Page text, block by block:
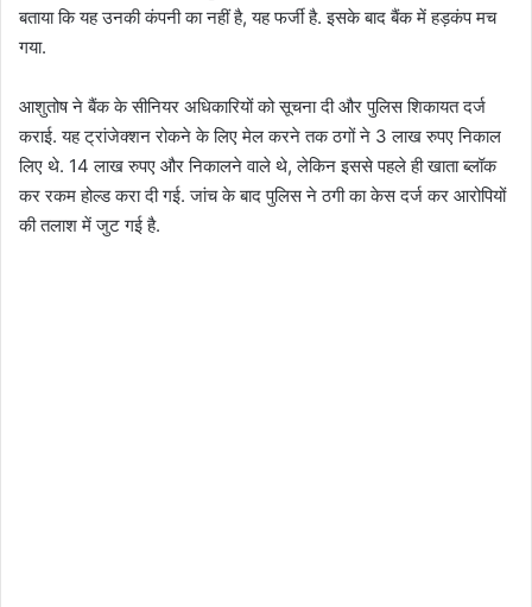
बताया कि यह उनकी कंपनी का नहीं है, यह फर्जी है. इसके बाद बैंक में हड़कंप मच
गया.
आशुतोष ने बैंक के सीनियर अधिकारियों को सूचना दी और पुलिस शिकायत दर्ज
कराई. यह ट्रांजेक्शन रोकने के लिए मेल करने तक ठगों ने 3 लाख रुपए निकाल
लिए थे. 14 लाख रुपए और निकालने वाले थे, लेकिन इससे पहले ही खाता ब्लॉक
कर रकम होल्ड करा दी गई. जांच के बाद पुलिस ने ठगी का केस दर्ज कर आरोपियों
की तलाश में जुट गई है.